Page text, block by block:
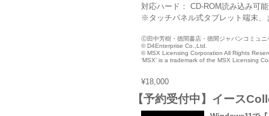
対応ハード： CD-ROM読み込み可
※タッチパネル式タブレット端末、
Ⓒ田中芳樹・徳間書店・徳間ジャパンコミュ
© D4Enterprise Co.,Ltd.
© MSX Licensing Corporation All Rights
‘MSX’ is a trademark of the MSX Licensing
¥18,000
【予約受付中】イース